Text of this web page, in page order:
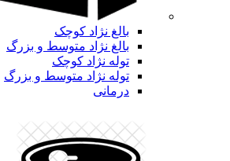
بالغ نژاد کوچک
بالغ نژاد متوسط و بزرگ
توله نژاد کوچک
توله نژاد متوسط و بزرگ
درمانی